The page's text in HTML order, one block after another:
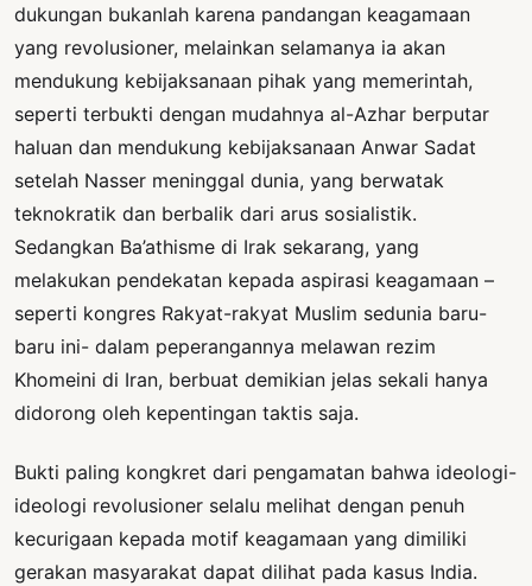
dukungan bukanlah karena pandangan keagamaan
yang revolusioner, melainkan selamanya ia akan
mendukung kebijaksanaan pihak yang memerintah,
seperti terbukti dengan mudahnya al-Azhar berputar
haluan dan mendukung kebijaksanaan Anwar Sadat
setelah Nasser meninggal dunia, yang berwatak
teknokratik dan berbalik dari arus sosialistik.
Sedangkan Ba’athisme di Irak sekarang, yang
melakukan pendekatan kepada aspirasi keagamaan –
seperti kongres Rakyat-rakyat Muslim sedunia baru-
baru ini- dalam peperangannya melawan rezim
Khomeini di Iran, berbuat demikian jelas sekali hanya
didorong oleh kepentingan taktis saja.
Bukti paling kongkret dari pengamatan bahwa ideologi-
ideologi revolusioner selalu melihat dengan penuh
kecurigaan kepada motif keagamaan yang dimiliki
gerakan masyarakat dapat dilihat pada kasus India.